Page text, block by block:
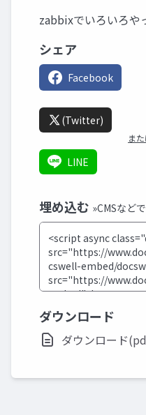
zabbixでいろいろや
シェア
Facebook
(Twitter)
ま
LINE
埋め込む »CMSなど
ダウンロード
ダウンロード